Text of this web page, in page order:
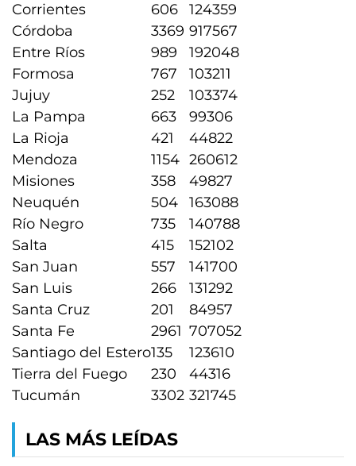
Corrientes
606
124359
Córdoba
3369 917567
Entre Ríos
989
192048
Formosa
767
103211
Jujuy
252
103374
La Pampa
663
99306
La Rioja
421
44822
Mendoza
1154 260612
Misiones
358
49827
Neuquén
504
163088
Río Negro
735
140788
Salta
415
152102
San Juan
557
141700
San Luis
266
131292
Santa Cruz
201
84957
Santa Fe
2961 707052
Santiago del Estero135
123610
Tierra del Fuego
230
44316
Tucumán
3302 321745
LAS MÁS LEÍDAS